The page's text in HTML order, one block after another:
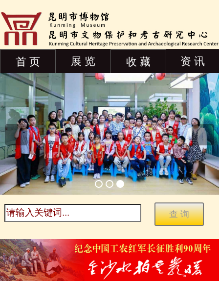
首 页 展 览 收 藏 资 讯